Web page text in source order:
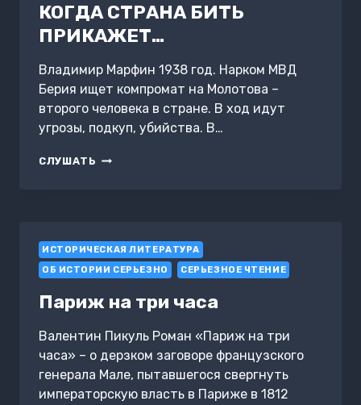
КОГДА СТРАНА БИТЬ
ПРИКАЖЕТ…
Владимир Марфин 1938 год. Нарком МВД
Берия ищет компромат на Молотова –
второго человека в стране. В ход идут
угрозы, подкуп, убийства. В…
СЛУШАТЬ КОГДА
ИСТОРИЧЕСКАЯ ЛИТЕРАТУРА
ОБ ИСТОРИИ СЕРЬЕЗНО
СЕРЬЕЗНОЕ ЧТЕНИЕ
Париж на три часа
Валентин Пикуль Роман «Париж на три
часа» – о дерзком заговоре французского
генерала Мале, пытавшегося свергнуть
императорскую власть в Париже в 1812